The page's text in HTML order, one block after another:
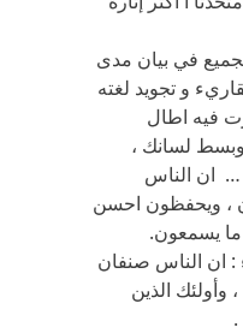
في بيان مدى
و تجويد لغته
فيه اطال
لسانك ،
… ان الناس
، ويحفظون احسن
ما يسمعون.
: ان الناس صنفان
وأولئك الذين
.